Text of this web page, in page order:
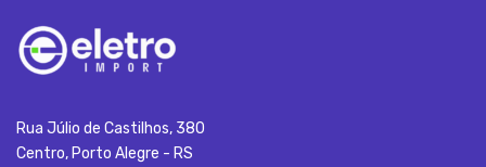
Rua Júlio de Castilhos, 380
Centro, Porto Alegre - RS